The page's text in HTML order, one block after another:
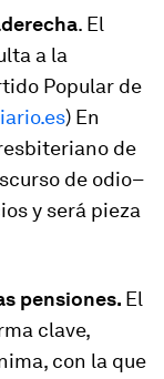
. El
a la
Popular de
) En
de
de odio–
y será pieza
pensiones. El
clave,
con la que